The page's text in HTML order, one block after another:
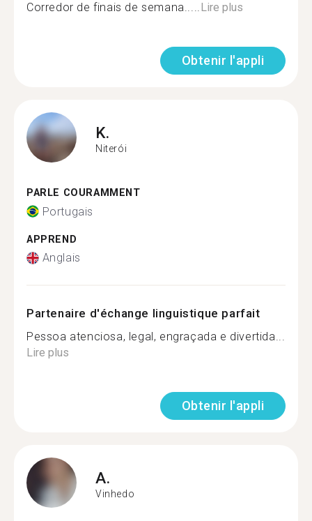
Corredor de finais de semana.....Lire plus
Obtenir l'appli
K.
Niterói
PARLE COURAMMENT
Portugais
APPREND
Anglais
Partenaire d'échange linguistique parfait
Pessoa atenciosa, legal, engraçada e divertida...
Lire plus
Obtenir l'appli
A.
Vinhedo